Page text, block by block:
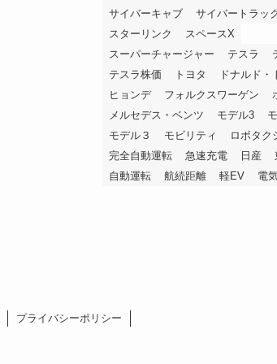
サイバーキャブ
サイバートラッ
スターリンク
スペースX
スーパーチャージャー
テスラ
テスラ株価
トヨタ
ドナルド・
ヒョンデ
フォルクスワーゲン
メルセデス・ベンツ
モデル3
モデル３
モビリティ ロボタク
完全自動運転
急速充電 日産
自動運転
航続距離 軽EV 電
プライバシーポリシー